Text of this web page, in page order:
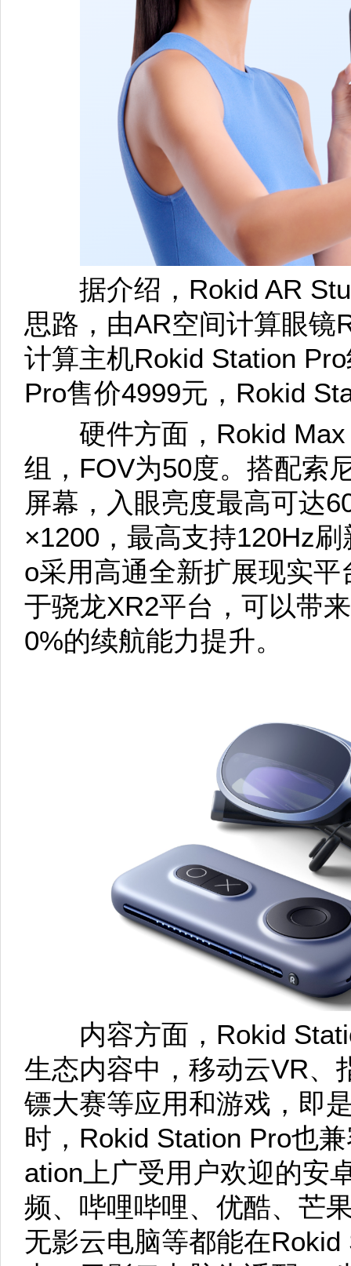
据介绍，Rokid AR
思路，由AR空间计算眼镜
计算主机Rokid Station
Pro售价4999元，Rokid
硬件方面，Rokid Max
组，FOV为50度。搭配索
屏幕，入眼亮度最高可达
×1200，最高支持120Hz
o采用高通全新扩展现实
于骁龙XR2平台，可以带
0%的续航能力提升。
内容方面，Rokid
生态内容中，移动云VR、
镖大赛等应用和游戏，即
时，Rokid Station Pro也
ation上广受用户欢迎的安
频、哔哩哔哩、优酷、芒
无影云电脑等都能在